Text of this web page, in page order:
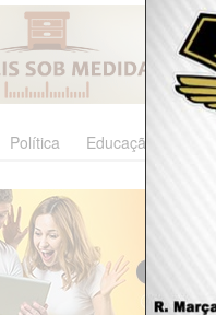
Política Educação